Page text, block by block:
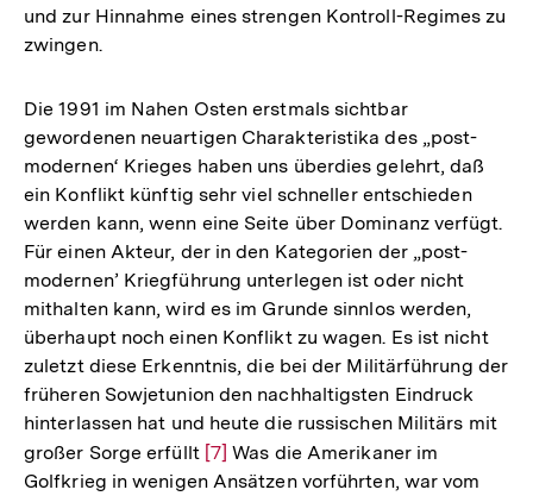
und zur Hinnahme eines strengen Kontroll-Regimes zu
zwingen.
Die 1991 im Nahen Osten erstmals sichtbar
gewordenen neuartigen Charakteristika des „post-
modernen‘ Krieges haben uns überdies gelehrt, daß
ein Konflikt künftig sehr viel schneller entschieden
werden kann, wenn eine Seite über Dominanz verfügt.
Für einen Akteur, der in den Kategorien der „post-
modernen’ Kriegführung unterlegen ist oder nicht
mithalten kann, wird es im Grunde sinnlos werden,
überhaupt noch einen Konflikt zu wagen. Es ist nicht
zuletzt diese Erkenntnis, die bei der Militärführung der
früheren Sowjetunion den nachhaltigsten Eindruck
hinterlassen hat und heute die russischen Militärs mit
großer Sorge erfüllt Zur
Auflösung
[7] Was die Amerikaner im
Golfkrieg in wenigen Ansätzen vorführten, war vom